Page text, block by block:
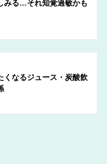
みる…それ知覚過敏かも
くなるジュース・炭酸飲